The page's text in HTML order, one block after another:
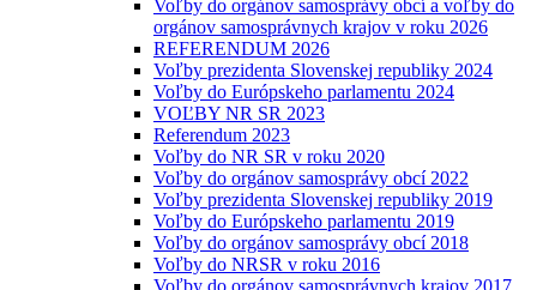
Voľby do orgánov samosprávy obcí a voľby do
orgánov samosprávnych krajov v roku 2026
REFERENDUM 2026
Voľby prezidenta Slovenskej republiky 2024
Voľby do Európskeho parlamentu 2024
VOĽBY NR SR 2023
Referendum 2023
Voľby do NR SR v roku 2020
Voľby do orgánov samosprávy obcí 2022
Voľby prezidenta Slovenskej republiky 2019
Voľby do Európskeho parlamentu 2019
Voľby do orgánov samosprávy obcí 2018
Voľby do NRSR v roku 2016
Voľby do orgánov samosprávnych krajov 2017